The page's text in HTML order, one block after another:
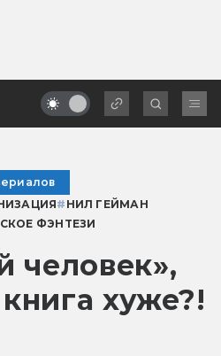
# НИЛ ГЕЙМАН
ФЭНТЕЗИ
человек»,
хуже?!